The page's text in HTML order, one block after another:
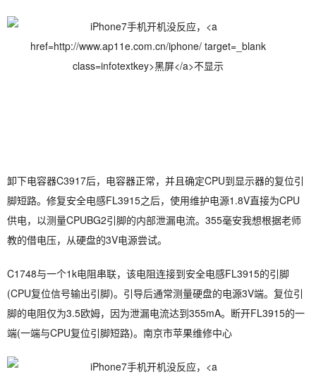
卸下电容器C3917后，电容器正常，并且确定CPU到显示器的复位引
脚短路。修复安全电感FL3915之后，使用维护电源1.8V直接为CPU
供电，以测量CPUBG2引脚的内部泄漏电流。355毫安我想根据老师
教的借电压，从硬盘的3V电源尝试。
C1748与一个1k电阻串联，该电阻连接到安全电感FL3915的引脚
(CPU复位信号输出引脚)。引导后通常测量硬盘的电源3V端。复位引
脚的电阻仅为3.5欧姆，因为泄漏电流达到355mA。断开FL3915的一
端(一端与CPU复位引脚短路)。南京市苹果维修中心